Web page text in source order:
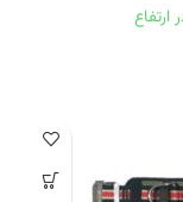
ارتفاع